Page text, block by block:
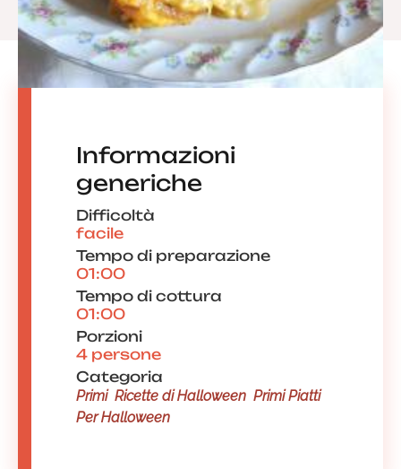
Informazioni
generiche
Difficoltà
facile
Tempo di preparazione
01:00
Tempo di cottura
01:00
Porzioni
4 persone
Categoria
Primi Ricette di Halloween Primi Piatti
Per Halloween